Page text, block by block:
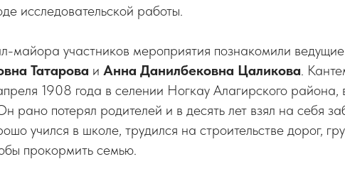
исследовательской работы.
майора участников мероприятия познакомили ведущие
Татарова и Анна Данилбековна Цаликова.
1908 года в селении Ногкау Алагирского района,
рано потерял родителей и в десять лет взял на себя
учился в школе, трудился на строительстве дорог,
прокормить семью.